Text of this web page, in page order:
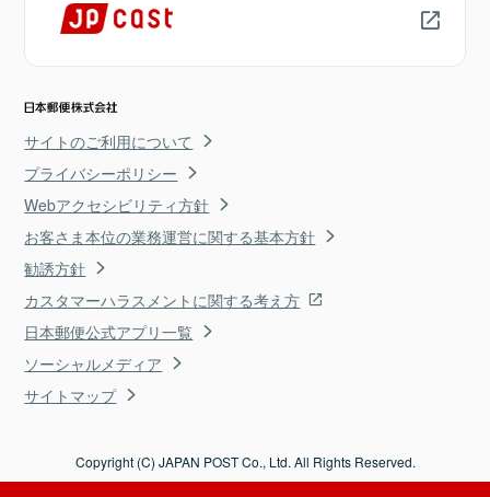
サイトのご利用について
プライバシーポリシー
Webアクセシビリティ方針
お客さま本位の業務運営に関する基本方針
勧誘方針
カスタマーハラスメントに関する考え方
日本郵便公式アプリ一覧
ソーシャルメディア
サイトマップ
Copyright (C) JAPAN POST Co., Ltd. All Rights Reserved.